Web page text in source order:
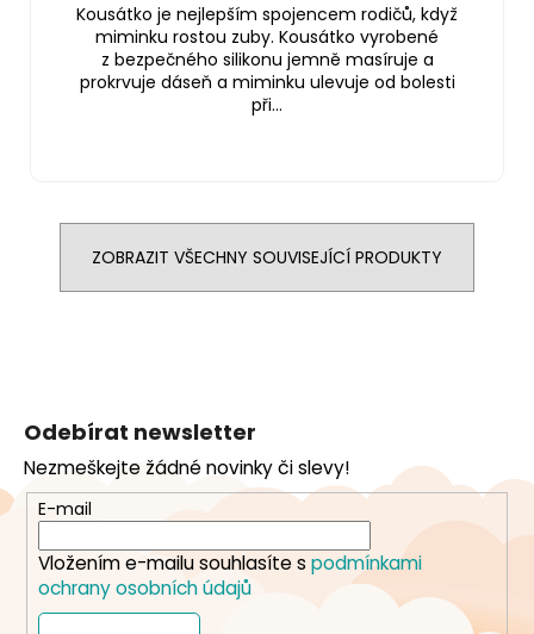
Kousátko je nejlepším spojencem rodičů, když
miminku rostou zuby. Kousátko vyrobené
z bezpečného silikonu jemně masíruje a
prokrvuje dáseň a miminku ulevuje od bolesti
při...
ZOBRAZIT VŠECHNY SOUVISEJÍCÍ PRODUKTY
a
t
Odebírat newsletter
Nezmeškejte žádné novinky či slevy!
E-mail
Vložením e-mailu souhlasíte s podmínkami
ochrany osobních údajů